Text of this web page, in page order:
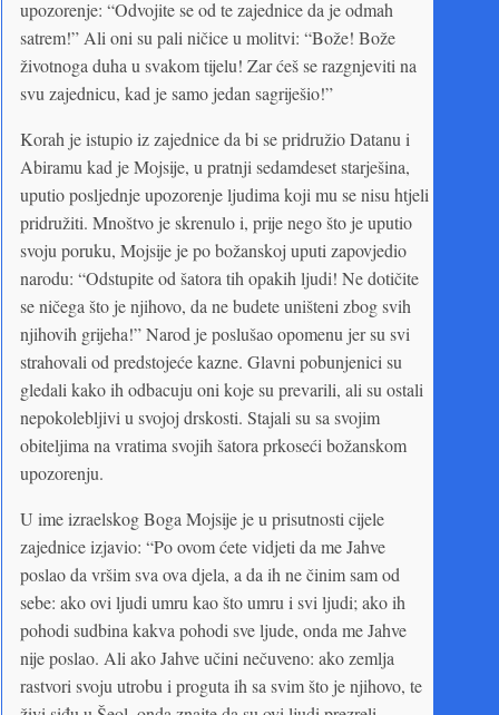
upozorenje: “Odvojite se od te zajednice da je odmah
satrem!” Ali oni su pali ničice u molitvi: “Bože! Bože
životnoga duha u svakom tijelu! Zar ćeš se razgnjeviti na
svu zajednicu, kad je samo jedan sagriješio!”
Korah je istupio iz zajednice da bi se pridružio Datanu i
Abiramu kad je Mojsije, u pratnji sedamdeset starješina,
uputio posljednje upozorenje ljudima koji mu se nisu htjeli
pridružiti. Mnoštvo je skrenulo i, prije nego što je uputio
svoju poruku, Mojsije je po božanskoj uputi zapovjedio
narodu: “Odstupite od šatora tih opakih ljudi! Ne dotičite
se ničega što je njihovo, da ne budete uništeni zbog svih
njihovih grijeha!” Narod je poslušao opomenu jer su svi
strahovali od predstojeće kazne. Glavni pobunjenici su
gledali kako ih odbacuju oni koje su prevarili, ali su ostali
nepokolebljivi u svojoj drskosti. Stajali su sa svojim
obiteljima na vratima svojih šatora prkoseći božanskom
upozorenju.
U ime izraelskog Boga Mojsije je u prisutnosti cijele
zajednice izjavio: “Po ovom ćete vidjeti da me Jahve
poslao da vršim sva ova djela, a da ih ne činim sam od
sebe: ako ovi ljudi umru kao što umru i svi ljudi; ako ih
pohodi sudbina kakva pohodi sve ljude, onda me Jahve
nije poslao. Ali ako Jahve učini nečuveno: ako zemlja
rastvori svoju utrobu i proguta ih sa svim što je njihovo, te